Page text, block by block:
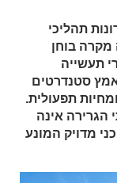
תהליכי
מקרה בוחן
תעשייה
סטנדרטים
תפעולית.
הגרירה אינה
מדויק המונע